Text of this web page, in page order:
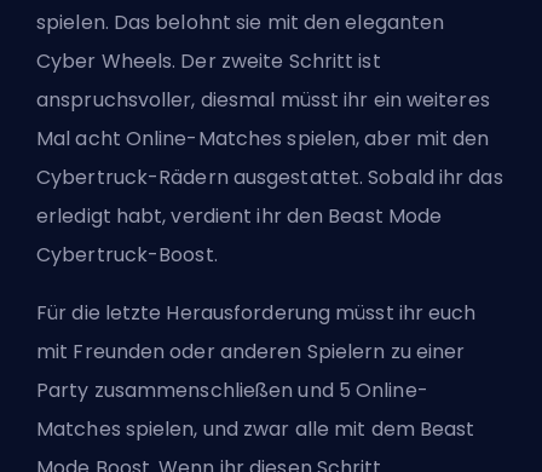
spielen. Das belohnt sie mit den eleganten
Cyber Wheels. Der zweite Schritt ist
anspruchsvoller, diesmal müsst ihr ein weiteres
Mal acht Online-Matches spielen, aber mit den
Cybertruck-Rädern ausgestattet. Sobald ihr das
erledigt habt, verdient ihr den Beast Mode
Cybertruck-Boost.
Für die letzte Herausforderung müsst ihr euch
mit Freunden oder anderen Spielern zu einer
Party zusammenschließen und 5 Online-
Matches spielen, und zwar alle mit dem Beast